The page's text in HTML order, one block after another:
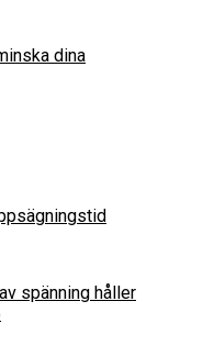
dina
spänning håller